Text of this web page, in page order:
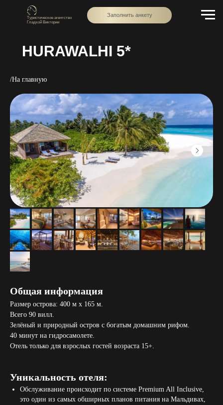
Заполнить анкету
Туристическое агентство
Гладкой Виктории
HURAWALHI 5*
/На главную
Общая информация
Размер острова: 400 м x 165 м.
Всего 90 вилл.
Зелёный и природный остров с богатым домашним рифом.
40 минут на гидросамолете.
Отель только для взрослых гостей возраста 15+.
Уникальность отеля:
Обслуживание происходит по системе Premium All Inclusive,
это один из самых обширных планов питания на Мальдивах,